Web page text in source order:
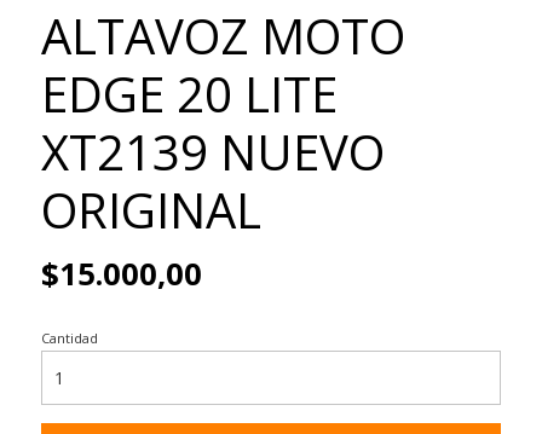
ALTAVOZ MOTO
EDGE 20 LITE
XT2139 NUEVO
ORIGINAL
$15.000,00
Cantidad